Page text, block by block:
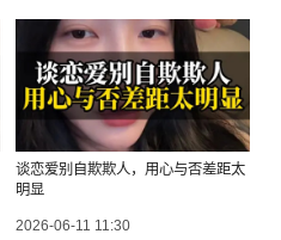
谈恋爱别自欺欺人，用心与否差距太
明显
2026-06-11 11:30